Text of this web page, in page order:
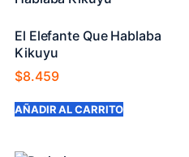
El Elefante Que Hablaba
Kikuyu
$8.459
AÑADIR AL CARRITO